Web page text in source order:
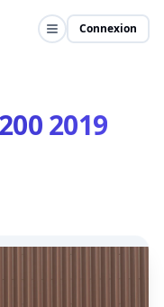
Connexion
2019